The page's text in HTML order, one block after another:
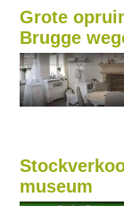
Grote
Brugge
museum